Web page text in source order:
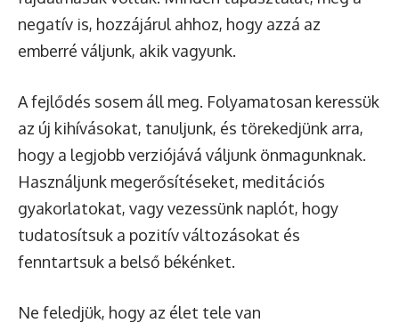
negatív is, hozzájárul ahhoz, hogy azzá az
emberré váljunk, akik vagyunk.
A fejlődés sosem áll meg. Folyamatosan keressük
az új kihívásokat, tanuljunk, és törekedjünk arra,
hogy a legjobb verziójává váljunk önmagunknak.
Használjunk megerősítéseket, meditációs
gyakorlatokat, vagy vezessünk naplót, hogy
tudatosítsuk a pozitív változásokat és
fenntartsuk a belső békénket.
Ne feledjük, hogy az élet tele van